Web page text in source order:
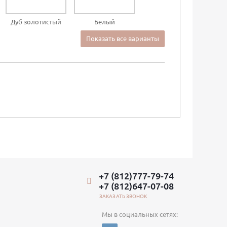
Дуб золотистый
Белый
Показать все варианты
+7 (812)777-79-74
+7 (812)647-07-08
ЗАКАЗАТЬ ЗВОНОК
Мы в социальных сетях: